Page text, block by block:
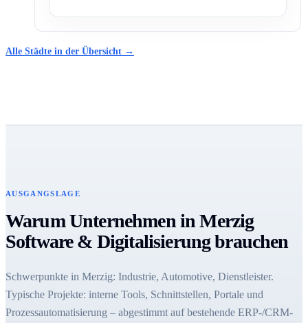
Alle Städte in der Übersicht →
AUSGANGSLAGE
Warum Unternehmen in Merzig
Software & Digitalisierung brauchen
Schwerpunkte in Merzig: Industrie, Automotive, Dienstleister.
Typische Projekte: interne Tools, Schnittstellen, Portale und
Prozessautomatisierung – abgestimmt auf bestehende ERP-/CRM-